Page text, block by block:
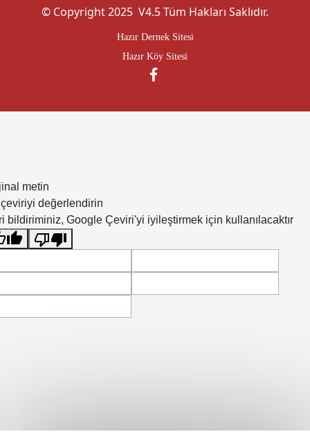
© Copyright 2025 V4.5 Tüm Hakları Saklıdır.
Hazır Dernek Sitesi
Hazır Köy Sitesi
metin
değerlendirin
bildiriminiz, Google Çeviri'yi iyileştirmek için kullanılacaktır